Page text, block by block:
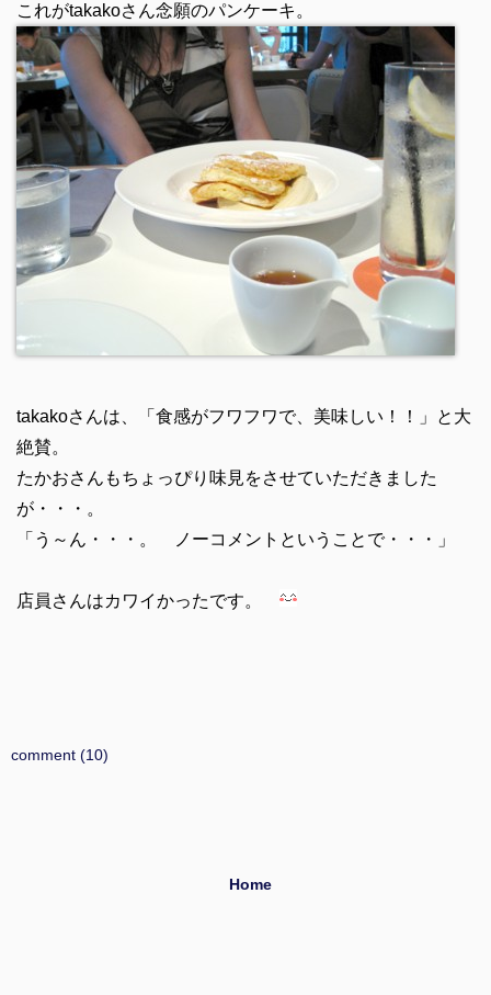
これがtakakoさん念願のパンケーキ。
takakoさんは、「食感がフワフワで、美味しい！！」と大
絶賛。
たかおさんもちょっぴり味見をさせていただきました
が・・・。
「う～ん・・・。 ノーコメントということで・・・」
店員さんはカワイかったです。
comment (10)
Home